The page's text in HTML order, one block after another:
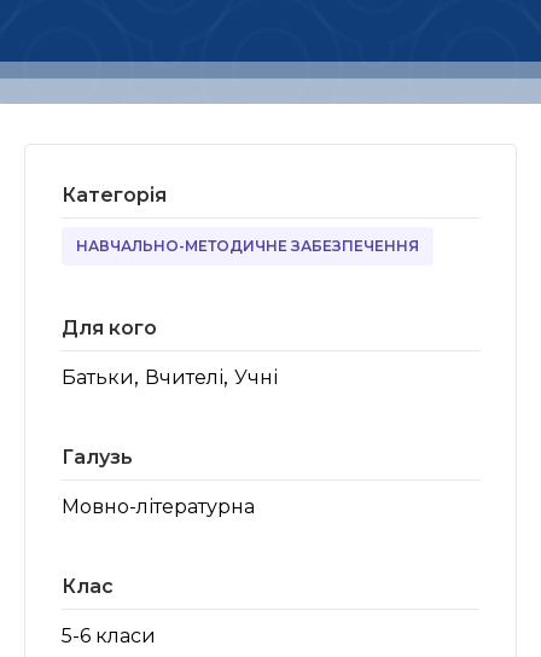
Категорія
НАВЧАЛЬНО-МЕТОДИЧНЕ ЗАБЕЗПЕЧЕННЯ
Для кого
Батьки, Вчителі, Учні
Галузь
Мовно-літературна
Клас
5-6 класи